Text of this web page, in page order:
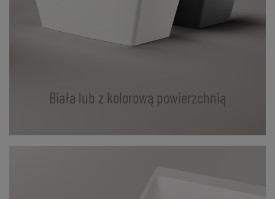
Biała lub z kolorową powierzchnią